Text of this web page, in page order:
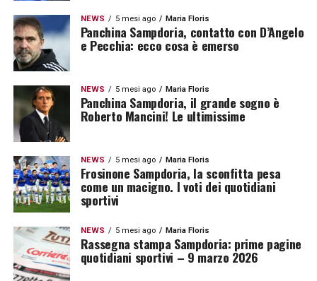
NEWS 5 mesi ago Maria Floris
Panchina Sampdoria, contatto con D’Angelo
e Pecchia: ecco cosa è emerso
NEWS 5 mesi ago Maria Floris
Panchina Sampdoria, il grande sogno è
Roberto Mancini! Le ultimissime
NEWS 5 mesi ago Maria Floris
Frosinone Sampdoria, la sconfitta pesa
come un macigno. I voti dei quotidiani
sportivi
NEWS 5 mesi ago Maria Floris
Rassegna stampa Sampdoria: prime pagine
quotidiani sportivi – 9 marzo 2026